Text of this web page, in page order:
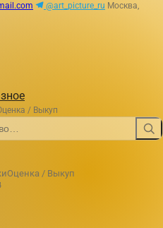
@art_picture_ru Москва,
/ Выкуп
Оценка / Выкуп